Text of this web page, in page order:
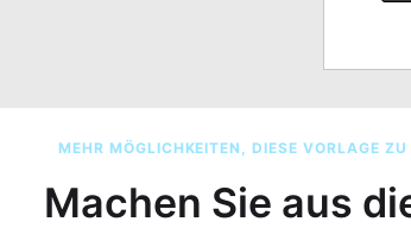
MEHR MÖGLICHKEITEN, DIESE VORLAGE ZU
Machen Sie aus